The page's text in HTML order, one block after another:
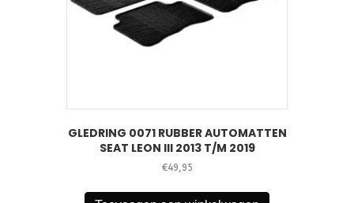
GLEDRING 0071 RUBBER AUTOMATTEN
SEAT LEON III 2013 T/M 2019
€49,95